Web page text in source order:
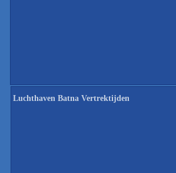
Luchthaven Batna Vertrektijden